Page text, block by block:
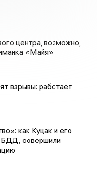
центра, возможно,
«Майя»
взрывы: работает
как Куцак и его
совершили